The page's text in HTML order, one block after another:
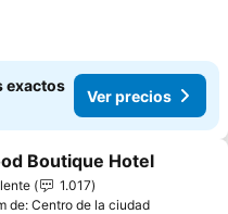
exactos
Ver precios
a favoritos
Boutique Hotel
1.017
de: Centro de la ciudad